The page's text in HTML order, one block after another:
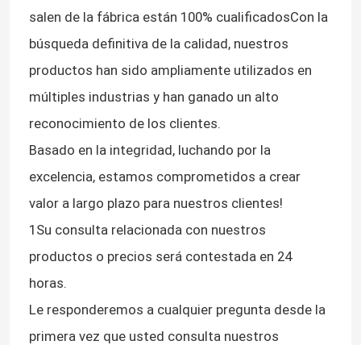
salen de la fábrica están 100% cualificadosCon la
búsqueda definitiva de la calidad, nuestros
productos han sido ampliamente utilizados en
múltiples industrias y han ganado un alto
reconocimiento de los clientes.
Basado en la integridad, luchando por la
excelencia, estamos comprometidos a crear
valor a largo plazo para nuestros clientes!
1Su consulta relacionada con nuestros
productos o precios será contestada en 24
horas.
Le responderemos a cualquier pregunta desde la
primera vez que usted consulta nuestros